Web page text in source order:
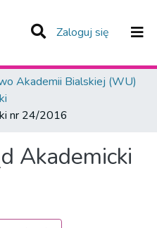
Zaloguj się (current)
Akademii Bialskiej (WU)
nr 24/2016
Akademicki